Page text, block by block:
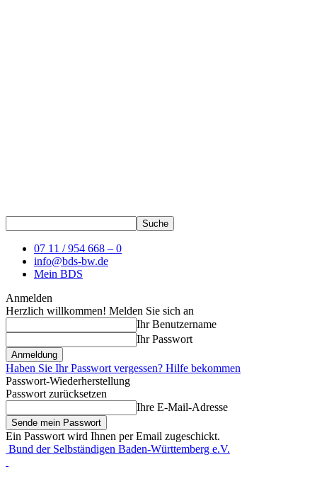
07 11 / 954 668 – 0
info@bds-bw.de
Mein BDS
Anmelden
Herzlich willkommen! Melden Sie sich an
Ihr Benutzername
Ihr Passwort
Haben Sie Ihr Passwort vergessen? Hilfe bekommen
Passwort-Wiederherstellung
Passwort zurücksetzen
Ihre E-Mail-Adresse
Ein Passwort wird Ihnen per Email zugeschickt.
Bund der Selbständigen Baden-Württemberg e.V.